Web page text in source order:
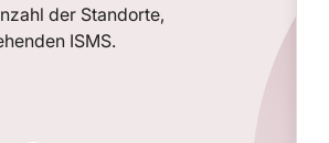
der Standorte,
ISMS.